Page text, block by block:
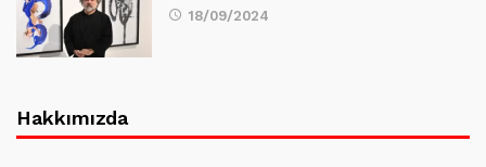
18/09/2024
Hakkımızda